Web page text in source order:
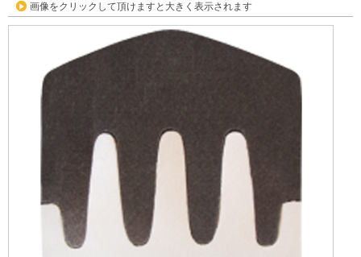
画像をクリックして頂けますと大きく表示されます